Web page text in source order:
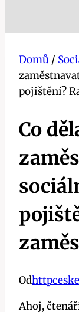
Domů /
pojištění?
Co
Od
Ahoj,